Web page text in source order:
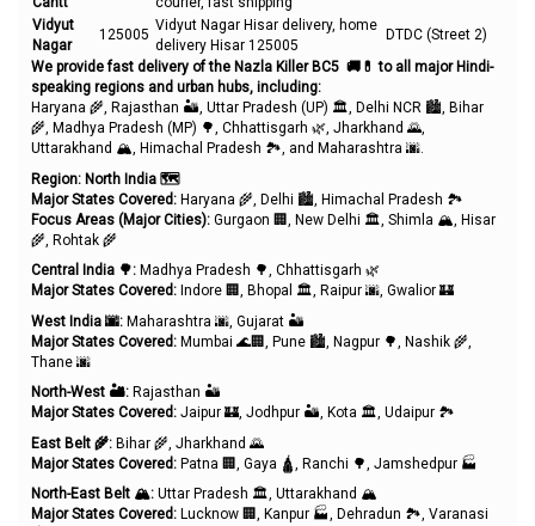
Vidyut
Nagar
125005
Vidyut Nagar Hisar delivery, home
delivery Hisar 125005
DTDC (Street 2)
We provide fast delivery of the Nazla Killer BC5 🚚💊 to all major Hindi-
speaking regions and urban hubs, including:
Haryana 🌾, Rajasthan 🏜️, Uttar Pradesh (UP) 🏛️, Delhi NCR 🏙️, Bihar
🌾, Madhya Pradesh (MP) 🌳, Chhattisgarh 🌿, Jharkhand 🌄,
Uttarakhand 🏔️, Himachal Pradesh 🏞️, and Maharashtra 🌆.
Region: North India 🗺️
Major States Covered: Haryana 🌾, Delhi 🏙️, Himachal Pradesh 🏞️
Focus Areas (Major Cities): Gurgaon 🏢, New Delhi 🏛️, Shimla 🏔️, Hisar
🌾, Rohtak 🌾
Central India 🌳: Madhya Pradesh 🌳, Chhattisgarh 🌿
Major States Covered: Indore 🏢, Bhopal 🏛️, Raipur 🌆, Gwalior 🏰
West India 🌆: Maharashtra 🌆, Gujarat 🏜️
Major States Covered: Mumbai 🌊🏢, Pune 🏙️, Nagpur 🌳, Nashik 🌾,
Thane 🌆
North-West 🏜️: Rajasthan 🏜️
Major States Covered: Jaipur 🏰, Jodhpur 🏜️, Kota 🏛️, Udaipur 🏞️
East Belt 🌾: Bihar 🌾, Jharkhand 🌄
Major States Covered: Patna 🏢, Gaya 🛕, Ranchi 🌳, Jamshedpur 🏭
North-East Belt 🏔️: Uttar Pradesh 🏛️, Uttarakhand 🏔️
Major States Covered: Lucknow 🏢, Kanpur 🏭, Dehradun 🏞️, Varanasi